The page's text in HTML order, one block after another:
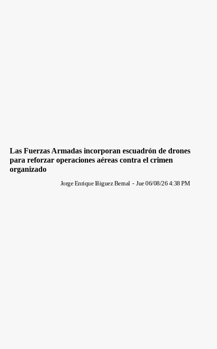
Las Fuerzas Armadas incorporan escuadrón de drones
para reforzar operaciones aéreas contra el crimen
organizado
Jorge Enrique Iñiguez Bernal - Jue 06/08/26 4:38 PM